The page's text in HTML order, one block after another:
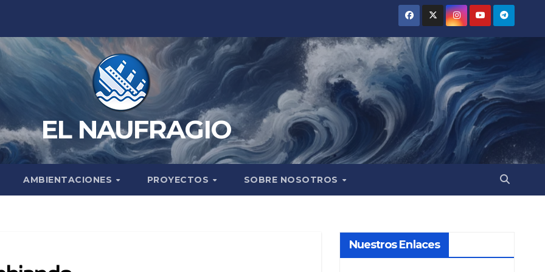
EL NAUFRAGIO
AMBIENTACIONES PROYECTOS SOBRE NOSOTROS
Nuestros Enlaces